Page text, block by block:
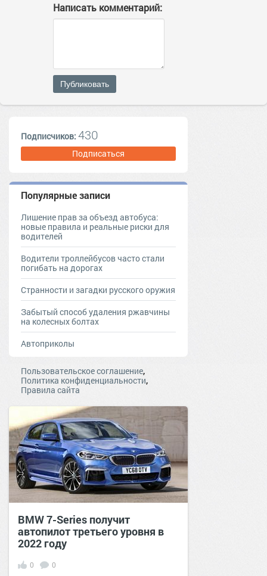
Написать комментарий:
Публиковать
Подписчиков: 430
Подписаться
Популярные записи
Лишение прав за объезд автобуса:
новые правила и реальные риски для
водителей
Водители троллейбусов часто стали
погибать на дорогах
Странности и загадки русского оружия
Забытый способ удаления ржавчины
на колесных болтах
Автоприколы
Пользовательское соглашение,
Политика конфиденциальности,
Правила сайта
BMW 7-Series получит
автопилот третьего уровня в
2022 году
0 0